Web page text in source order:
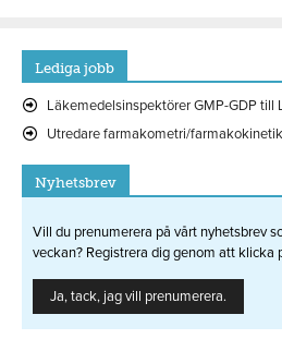
Lediga jobb
Läkemedelsinspektörer GMP-GDP till
Utredare farmakometri/
Nyhetsbrev
Vill du prenumerera på vårt nyhetsbrev
veckan? Registrera dig genom att klicka
Ja, tack, jag vill prenumerera.